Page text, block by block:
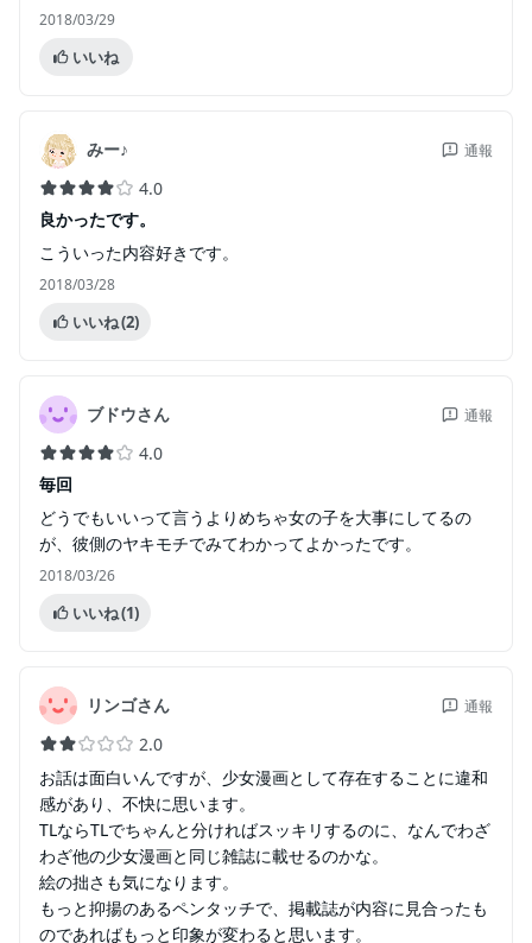
2018/03/29
いいね
みー♪ 通報
4.0
良かったです。
こういった内容好きです。
2018/03/28
いいね(2)
ブドウさん 通報
4.0
毎回
どうでもいいって言うよりめちゃ女の子を大事にしてるの
が、彼側のヤキモチでみてわかってよかったです。
2018/03/26
いいね(1)
リンゴさん 通報
2.0
お話は面白いんですが、少女漫画として存在することに違和
感があり、不快に思います。
TLならTLでちゃんと分ければスッキリするのに、なんでわざ
わざ他の少女漫画と同じ雑誌に載せるのかな。
絵の拙さも気になります。
もっと抑揚のあるペンタッチで、掲載誌が内容に見合ったも
のであればもっと印象が変わると思います。